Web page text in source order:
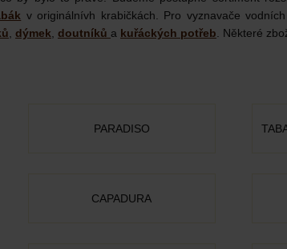
v originálnívh krabičkách. Pro vyznavače
dýmek doutníků a kuřáckých potřeb . Některé
PARADISO
CAPADURA